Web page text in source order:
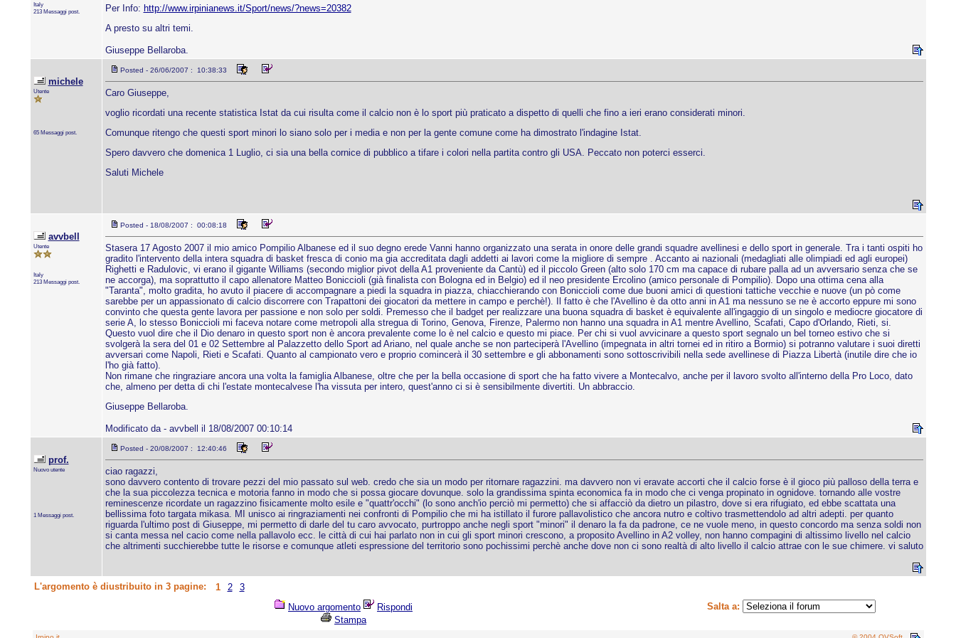
Italy
213 Messaggi post.
Per Info: http://www.irpinianews.it/Sport/news/?news=20382
A presto su altri temi.
Giuseppe Bellaroba.
michele
Utente
65 Messaggi post.
Posted - 26/06/2007 : 10:38:33
Caro Giuseppe,
voglio ricordati una recente statistica Istat da cui risulta come il calcio non è lo sport più praticato a dispetto di quelli che fino a ieri erano considerati minori.
Comunque ritengo che questi sport minori lo siano solo per i media e non per la gente comune come ha dimostrato l'indagine Istat.
Spero davvero che domenica 1 Luglio, ci sia una bella cornice di pubblico a tifare i colori nella partita contro gli USA. Peccato non poterci esserci.
Saluti Michele
avvbell
Utente
Italy
213 Messaggi post.
Posted - 18/08/2007 : 00:08:18
Stasera 17 Agosto 2007 il mio amico Pompilio Albanese ed il suo degno erede Vanni hanno organizzato una serata in onore delle grandi squadre avellinesi e dello sport in generale. Tra i tanti ospiti ho
gradito l'intervento della intera squadra di basket fresca di conio ma gia accreditata dagli addetti ai lavori come la migliore di sempre . Accanto ai nazionali (medagliati alle olimpiadi ed agli europei)
Righetti e Radulovic, vi erano il gigante Williams (secondo miglior pivot della A1 proveniente da Cantù) ed il piccolo Green (alto solo 170 cm ma capace di rubare palla ad un avversario senza che se
ne accorga), ma soprattutto il capo allenatore Matteo Boniccioli (già finalista con Bologna ed in Belgio) ed il neo presidente Ercolino (amico personale di Pompilio). Dopo una ottima cena alla
"Taranta", molto gradita, ho avuto il piacere di accompagnare a piedi la squadra in piazza, chiacchierando con Boniccioli come due buoni amici di questioni tattiche vecchie e nuove (un pò come
sarebbe per un appassionato di calcio discorrere con Trapattoni dei giocatori da mettere in campo e perchè!). Il fatto è che l'Avellino è da otto anni in A1 ma nessuno se ne è accorto eppure mi sono
convinto che questa gente lavora per passione e non solo per soldi. Premesso che il badget per realizzare una buona squadra di basket è equivalente all'ingaggio di un singolo e mediocre giocatore di
serie A, lo stesso Boniccioli mi faceva notare come metropoli alla stregua di Torino, Genova, Firenze, Palermo non hanno una squadra in A1 mentre Avellino, Scafati, Capo d'Orlando, Rieti, si.
Questo vuol dire che il Dio denaro in questo sport non è ancora prevalente come lo è nel calcio e questo mi piace. Per chi si vuol avvicinare a questo sport segnalo un bel torneo estivo che si
svolgerà la sera del 01 e 02 Settembre al Palazzetto dello Sport ad Ariano, nel quale anche se non parteciperà l'Avellino (impegnata in altri tornei ed in ritiro a Bormio) si potranno valutare i suoi diretti
avversari come Napoli, Rieti e Scafati. Quanto al campionato vero e proprio comincerà il 30 settembre e gli abbonamenti sono sottoscrivibili nella sede avellinese di Piazza Libertà (inutile dire che io
l'ho già fatto).
Non rimane che ringraziare ancora una volta la famiglia Albanese, oltre che per la bella occasione di sport che ha fatto vivere a Montecalvo, anche per il lavoro svolto all'interno della Pro Loco, dato
che, almeno per detta di chi l'estate montecalvese l'ha vissuta per intero, quest'anno ci si è sensibilmente divertiti. Un abbraccio.
Giuseppe Bellaroba.
Modificato da - avvbell il 18/08/2007 00:10:14
prof.
Nuovo utente
1 Messaggi post.
Posted - 20/08/2007 : 12:40:46
ciao ragazzi,
sono davvero contento di trovare pezzi del mio passato sul web. credo che sia un modo per ritornare ragazzini. ma davvero non vi eravate accorti che il calcio forse è il gioco più palloso della terra e
che la sua piccolezza tecnica e motoria fanno in modo che si possa giocare dovunque. solo la grandissima spinta economica fa in modo che ci venga propinato in ognidove. tornando alle vostre
reminescenze ricordate un ragazzino fisicamente molto esile e "quattr'occhi" (lo sono anch'io perciò mi permetto) che si affacciò da dietro un pilastro, dove si era rifugiato, ed ebbe scattata una
bellissima foto targata mikasa. MI unisco ai ringraziamenti nei confronti di Pompilio che mi ha istillato il furore pallavolistico che ancora nutro e coltivo trasmettendolo ad altri adepti. per quanto
riguarda l'ultimo post di Giuseppe, mi permetto di darle del tu caro avvocato, purtroppo anche negli sport "minori" il denaro la fa da padrone, ce ne vuole meno, in questo concordo ma senza soldi non
si canta messa nel cacio come nella pallavolo ecc. le città di cui hai parlato non in cui gli sport minori crescono, a proposito Avellino in A2 volley, non hanno compagini di altissimo livello nel calcio
che altrimenti succhierebbe tutte le risorse e comunque atleti espressione del territorio sono pochissimi perchè anche dove non ci sono realtà di alto livello il calcio attrae con le sue chimere. vi saluto
L'argomento è diustribuito in 3 pagine: 1 2
3
Nuovo argomento
Rispondi
Stampa
Salta a: